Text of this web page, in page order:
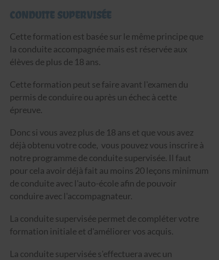
CONDUITE SUPERVISÉE
Cette formation est basée sur le même principe que
la conduite accompagnée mais est réservée aux
élèves de plus de 18 ans.
Cette formation peut se faire avant l'examen du
permis de conduire ou après un échec à cette
épreuve.
Donc si vous avez plus de 18 ans et que vous avez
déjà obtenu votre code, vous pouvez vous inscrire à
notre programme de conduite supervisée. Il faut
pour cela avoir déjà fait au moins 20 leçons minimum
de conduite avec l'auto-école afin de pouvoir
conduire avec l'accompagnateur.
La conduite supervisée permet de compléter votre
formation initiale et d'améliorer vos acquis.
La conduite supervisée s'effectuera avec un